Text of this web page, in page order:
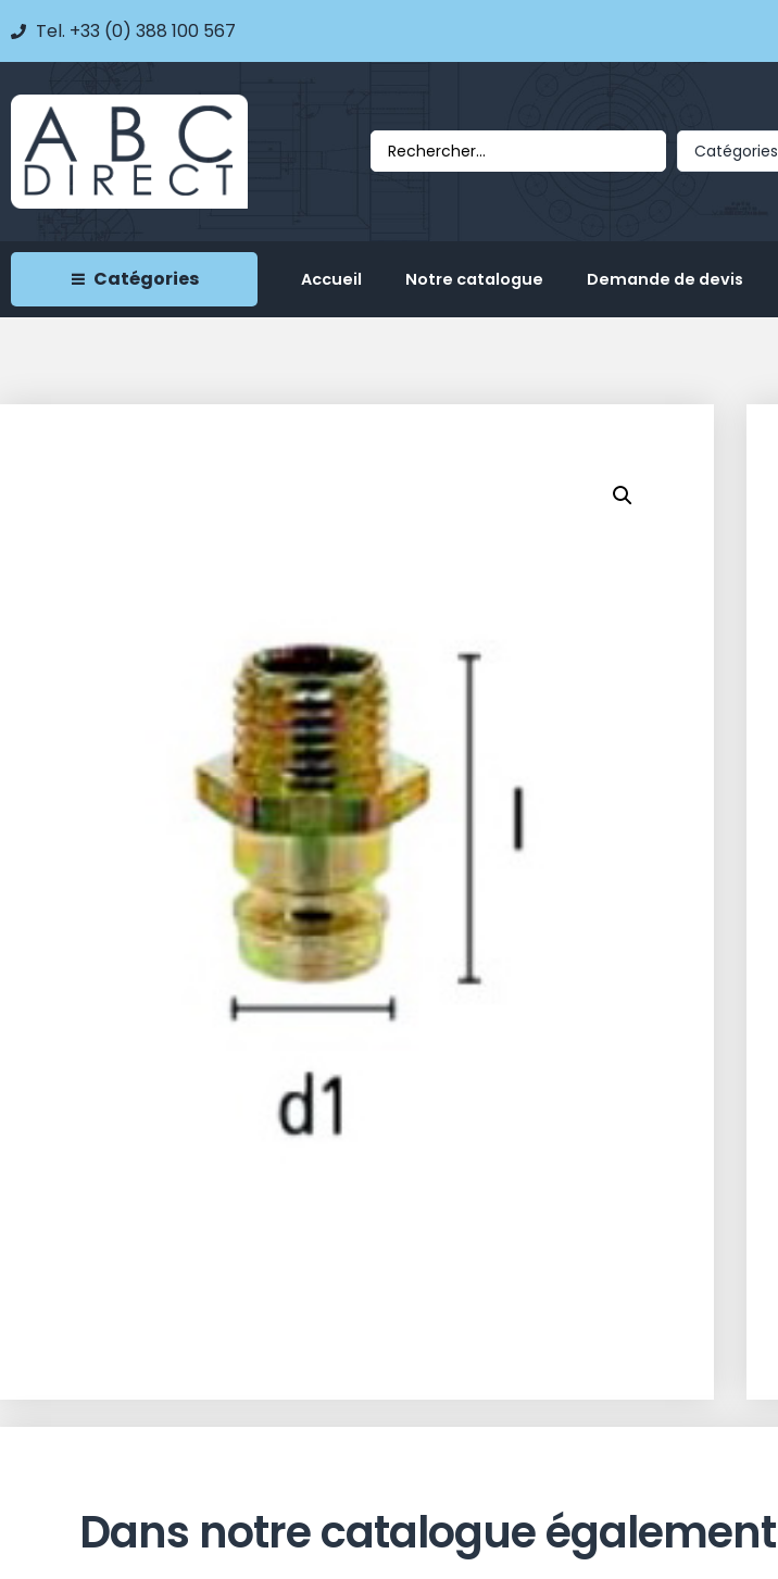
Tel. +33 (0) 388 100 567
Catégories
Catégories Accueil Notre catalogue Demande de devis
Dans notre catalogue également